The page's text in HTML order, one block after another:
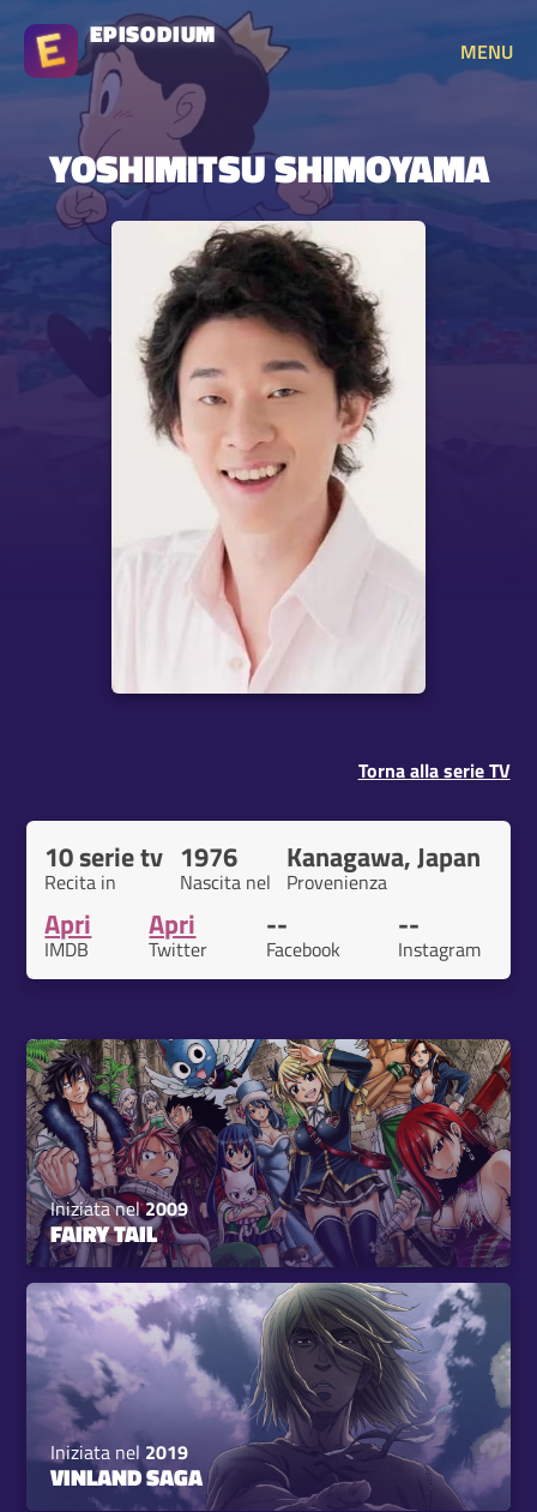
EPISODIUM
MENU
YOSHIMITSU SHIMOYAMA
Torna alla serie TV
10 serie tv
Recita in
1976
Nascita nel
Kanagawa, Japan
Provenienza
Apri
IMDB
Apri
Twitter
--
Facebook
--
Instagram
Iniziata nel2009
FAIRY TAIL
Iniziata nel 2019
VINLAND SAGA